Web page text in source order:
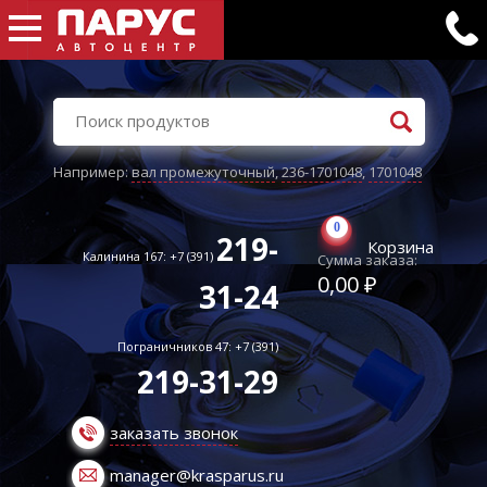
Например:вал промежуточный,236-1701048,1701048
Калинина 167: +7 (391) 219-
31-24
Пограничников 47: +7 (391)
219-31-29
заказать звонок
manager@krasparus.ru
0
Корзина
Сумма заказа:
0,00 ₽